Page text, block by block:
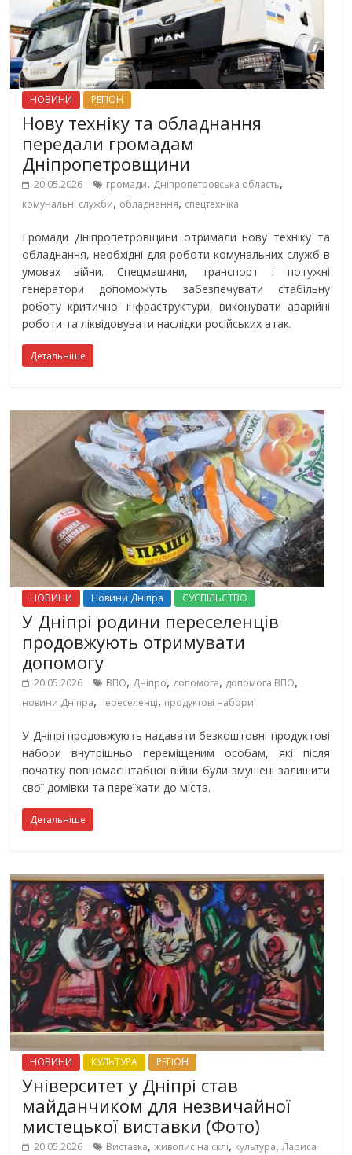
НОВИНИ РЕГІОН
Нову техніку та обладнання
передали громадам
Дніпропетровщини
20.05.2026 громади, Дніпропетровська область,
комунальні служби, обладнання, спецтехніка
Громади Дніпропетровщини отримали нову техніку та
обладнання, необхідні для роботи комунальних служб в
умовах війни. Спецмашини, транспорт і потужні
генератори допоможуть забезпечувати стабільну
роботу критичної інфраструктури, виконувати аварійні
роботи та ліквідовувати наслідки російських атак.
Детальніше
НОВИНИ Новини Дніпра СУСПІЛЬСТВО
У Дніпрі родини переселенців
продовжують отримувати
допомогу
20.05.2026 ВПО, Дніпро, допомога, допомога ВПО,
новини Дніпра, переселенці, продуктові набори
У Дніпрі продовжують надавати безкоштовні продуктові
набори внутрішньо переміщеним особам, які після
початку повномасштабної війни були змушені залишити
свої домівки та переїхати до міста.
Детальніше
НОВИНИ КУЛЬТУРА РЕГІОН
Університет у Дніпрі став
майданчиком для незвичайної
мистецької виставки (Фото)
20.05.2026 Виставка,живопис на склі, культура,Лариса